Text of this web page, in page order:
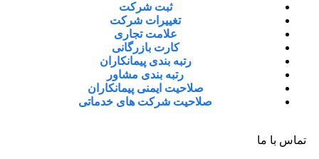
ثبت شرکت
تغییرات شرکت
علامت تجاری
کارت بازرگانی
رتبه بندی پیمانکاران
رتبه بندی مشاور
صلاحیت ایمنی پیمانکاران
صلاحیت شرکت های خدماتی
تماس با ما